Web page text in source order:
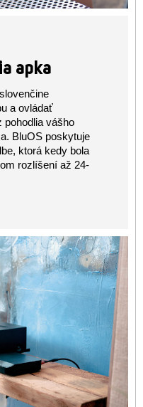
apka
a ovládať
pohodlia vášho
BluOS poskytuje
ktorá kedy bola
rozlíšení až 24-